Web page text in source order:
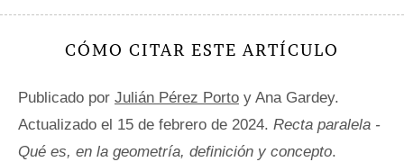
CÓMO CITAR ESTE ARTÍCULO
Publicado por Julián Pérez Porto y Ana Gardey.
Actualizado el 15 de febrero de 2024. Recta paralela -
Qué es, en la geometría, definición y concepto.